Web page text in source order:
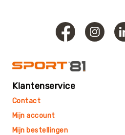
Squash
Steppen
Tafelvoetbal
Tchouks
Teambuilding
Klantenservice
Contact
Mijn account
Mijn bestellingen